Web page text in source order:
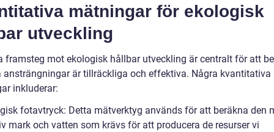
mätningar för ekologisk
utveckling
framsteg mot ekologisk hållbar utveckling är centralt för att
ansträngningar är tillräckliga och effektiva. Några kvantitativa
inkluderar:
fotavtryck: Detta mätverktyg används för att beräkna den
mark och vatten som krävs för att producera de resurser vi